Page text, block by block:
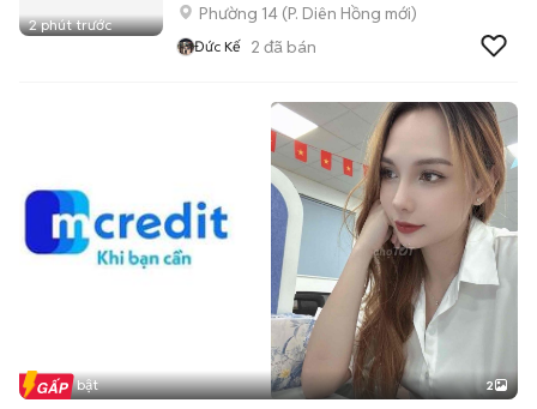
2 phút trước
Phường 14 (P. Diên Hồng mới)
Đức Kế 2 đã bán
Tin nổi bật 2